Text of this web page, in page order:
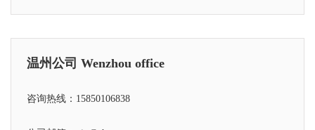
温州公司 Wenzhou office
咨询热线：15850106838